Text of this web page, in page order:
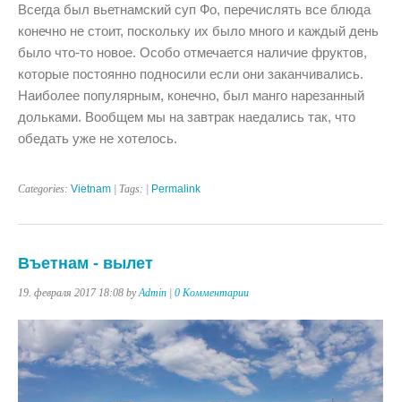
Всегда был вьетнамский суп Фо, перечислять все блюда
конечно не стоит, поскольку их было много и каждый день
было что-то новое. Особо отмечается наличие фруктов,
которые постоянно подносили если они заканчивались.
Наиболее популярным, конечно, был манго нарезанный
дольками. Вообщем мы на завтрак наедались так, что
обедать уже не хотелось.
Categories: Vietnam | Tags: | Permalink
Въетнам - вылет
19. февраля 2017 18:08 byAdmin | 0 Комментарии